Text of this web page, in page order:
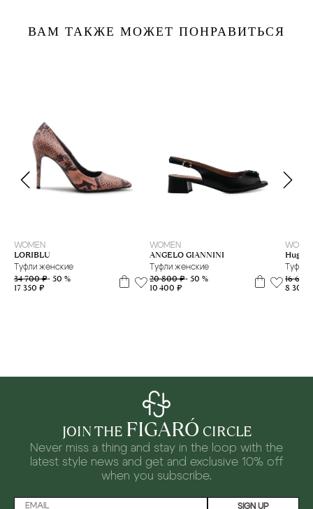
ВАМ ТАКЖЕ МОЖЕТ ПОНРАВИТЬСЯ
WOMEN
LORIBLU
Туфли женские
34 700 ₽- 50 %
17 350 ₽
WOMEN
ANGELO GIANNINI
Туфли женские
20 800 ₽- 50 %
10 400 ₽
Hugo
Туфли
16
8 300
JOIN THE FIGARÓ CIRCLE
Never miss a thing and stay in the loop with the
latest style news and get and exclusive 10% off
when you subscribe.
SIGN UP